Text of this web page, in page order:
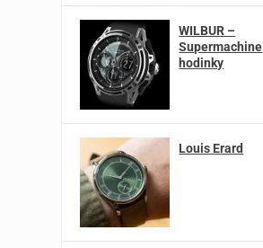
WILBUR –
Supermachine
hodinky
Louis Erard